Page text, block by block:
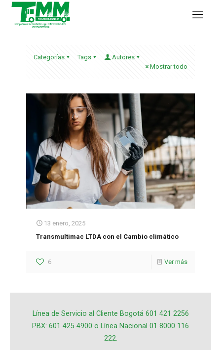
Categorías Tags
Autores
Mostrar todo
13 enero, 2025
Transmultimac LTDA con el Cambio climático
6 Ver más
Línea de Servicio al Cliente Bogotá 601 421 2256
PBX: 601 425 4900 o Línea Nacional 01 8000 116
222.